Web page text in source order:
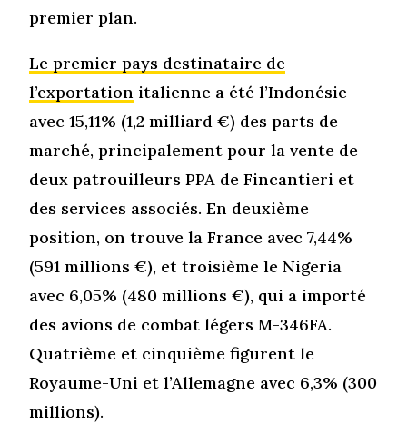
premier plan.
Le premier pays destinataire de
l’exportation italienne a été l’Indonésie
avec 15,11% (1,2 milliard €) des parts de
marché, principalement pour la vente de
deux patrouilleurs PPA de Fincantieri et
des services associés. En deuxième
position, on trouve la France avec 7,44%
(591 millions €), et troisième le Nigeria
avec 6,05% (480 millions €), qui a importé
des avions de combat légers M-346FA.
Quatrième et cinquième figurent le
Royaume-Uni et l’Allemagne avec 6,3% (300
millions).